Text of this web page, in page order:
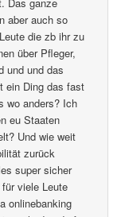
aber auch so
die zb ihr zu
über Pfleger,
und und das
ein Ding das fast
wo anders? Ich
eu Staaten
Und wie weit
zurück
super sicher
viele Leute
onlinebanking